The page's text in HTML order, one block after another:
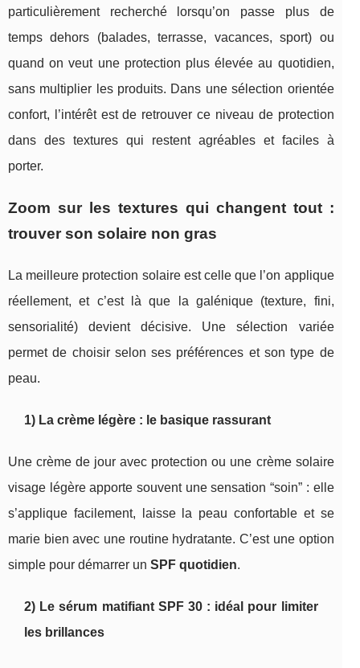
particulièrement recherché lorsqu’on passe plus de
temps dehors (balades, terrasse, vacances, sport) ou
quand on veut une protection plus élevée au quotidien,
sans multiplier les produits. Dans une sélection orientée
confort, l’intérêt est de retrouver ce niveau de protection
dans des textures qui restent agréables et faciles à
porter.
Zoom sur les textures qui changent tout :
trouver son solaire non gras
La meilleure protection solaire est celle que l’on applique
réellement, et c’est là que la galénique (texture, fini,
sensorialité) devient décisive. Une sélection variée
permet de choisir selon ses préférences et son type de
peau.
1) La crème légère : le basique rassurant
Une crème de jour avec protection ou une crème solaire
visage légère apporte souvent une sensation “soin” : elle
s’applique facilement, laisse la peau confortable et se
marie bien avec une routine hydratante. C’est une option
simple pour démarrer un SPF quotidien.
2) Le sérum matifiant SPF 30 : idéal pour limiter
les brillances